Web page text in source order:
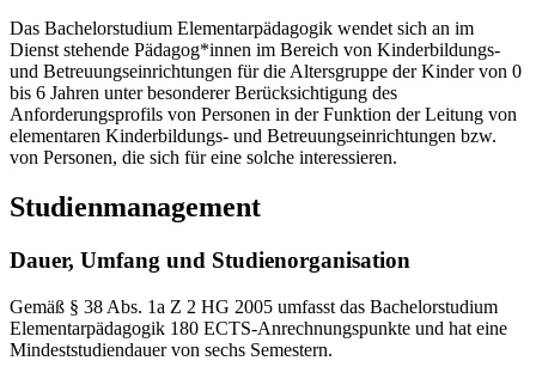
Das Bachelorstudium Elementarpädagogik wendet sich an im
Dienst stehende Pädagog*innen im Bereich von Kinderbildungs-
und Betreuungseinrichtungen für die Altersgruppe der Kinder von 0
bis 6 Jahren unter besonderer Berücksichtigung des
Anforderungsprofils von Personen in der Funktion der Leitung von
elementaren Kinderbildungs- und Betreuungseinrichtungen bzw.
von Personen, die sich für eine solche interessieren.
Studienmanagement
Dauer, Umfang und Studienorganisation
Gemäß § 38 Abs. 1a Z 2 HG 2005 umfasst das Bachelorstudium
Elementarpädagogik 180 ECTS-Anrechnungspunkte und hat eine
Mindeststudiendauer von sechs Semestern.